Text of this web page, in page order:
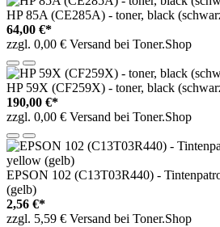
HP 85A (CE285A) - toner, black
64,00 €*
zzgl. 0,00 € Versand bei Toner.Shop
HP 59X (CF259X) - toner, black
190,00 €*
zzgl. 0,00 € Versand bei Toner.Shop
EPSON 102 (C13T03R440) -
(gelb)
2,56 €*
zzgl. 5,59 € Versand bei Toner.Shop